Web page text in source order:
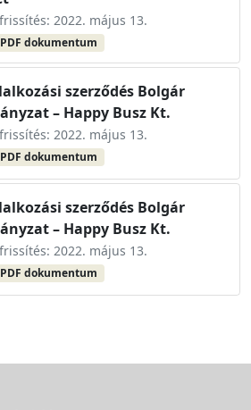
2022. május 13.
PDF dokumentum
szerződés Bolgár
– Happy Busz Kt.
2022. május 13.
PDF dokumentum
szerződés Bolgár
– Happy Busz Kt.
2022. május 13.
PDF dokumentum